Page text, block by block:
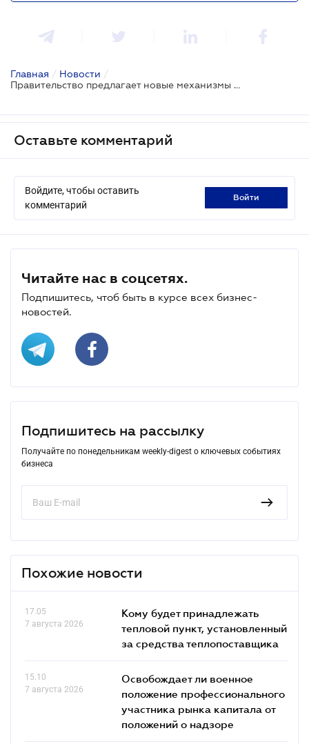
Главная / Новости /
Правительство предлагает новые механизмы борьбы с фальсификацией пищевых продуктов
Оставьте комментарий
Войдите, чтобы оставить
комментарий
войти
Читайте нас в соцсетях.
Подпишитесь, чтоб быть в курсе всех бизнес-
новостей.
Подпишитесь на рассылку
Получайте по понедельникам weekly-digest о ключевых событиях
бизнеса
Похожие новости
17.05
7 августа 2026
Кому будет принадлежать
тепловой пункт, установленный
за средства теплопоставщика
15.10
7 августа 2026
Освобождает ли военное
положение профессионального
участника рынка капитала от
положений о надзоре